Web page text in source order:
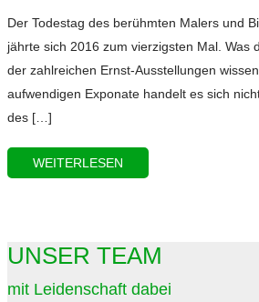
Der Todestag des berühmten Malers und
jährte sich 2016 zum vierzigsten Mal. Was
der zahlreichen Ernst-Ausstellungen
aufwendigen Exponate handelt es sich
des […]
WEITERLESEN
UNSER TEAM
mit Leidenschaft dabei